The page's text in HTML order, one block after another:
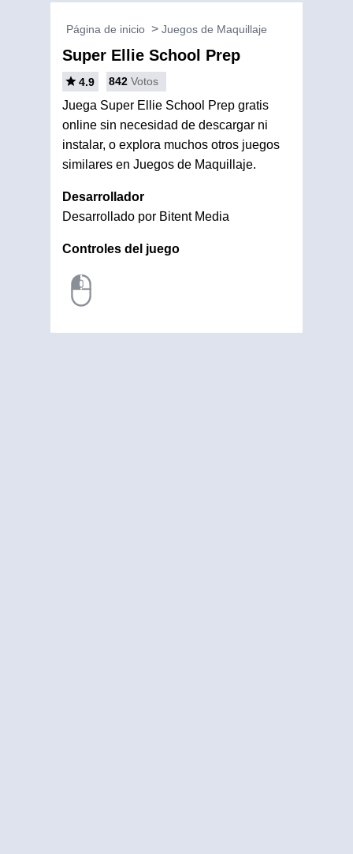
Página de inicio Juegos de Maquillaje
Super Ellie School Prep
4.9 842 Votos
Juega Super Ellie School Prep gratis
online sin necesidad de descargar ni
instalar, o explora muchos otros juegos
similares en Juegos de Maquillaje.
Desarrollador
Desarrollado por Bitent Media
Controles del juego